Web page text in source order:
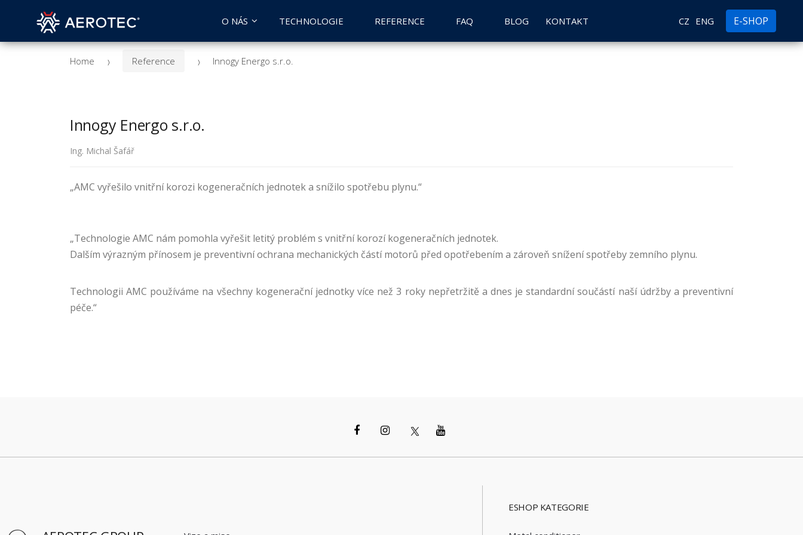
O NÁS TECHNOLOGIE REFERENCE FAQ BLOG KONTAKT CZ ENG E-SHOP
Home Reference Innogy Energo s.r.o.
Innogy Energo s.r.o.
Ing. Michal Šafář
„AMC vyřešilo vnitřní korozi kogeneračních jednotek a snížilo spotřebu plynu.“
„Technologie AMC nám pomohla vyřešit letitý problém s vnitřní korozí kogeneračních jednotek.
Dalším výrazným přínosem je preventivní ochrana mechanických částí motorů před opotřebením a zároveň snížení spotřeby zemního plynu.
Technologii AMC používáme na všechny kogenerační jednotky více než 3 roky nepřetržitě a dnes jestandardní součástí naší údržby a preventivní
péče.“
ESHOP KATEGORIE